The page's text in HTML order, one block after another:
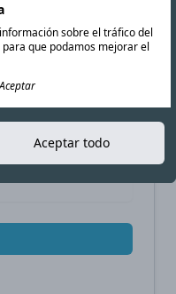
sobre el tráfico del
que podamos mejorar el
Aceptar
Aceptar todo